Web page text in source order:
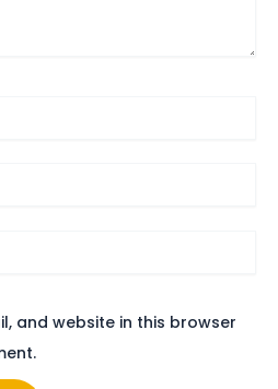
and website in this browser